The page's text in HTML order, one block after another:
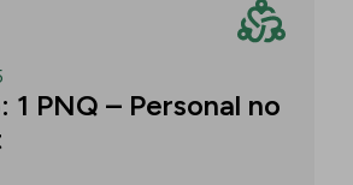
1 PNQ – Personal no